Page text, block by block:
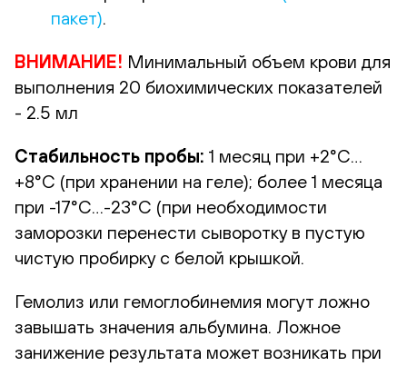
пакет).
ВНИМАНИЕ! Минимальный объем крови для
выполнения 20 биохимических показателей
- 2.5 мл
Стабильность пробы: 1 месяц при +2°С…
+8°С (при хранении на геле); более 1 месяца
при -17°С…-23°С (при необходимости
заморозки перенести сыворотку в пустую
чистую пробирку с белой крышкой.
Гемолиз или гемоглобинемия могут ложно
завышать значения альбумина. Ложное
занижение результата может возникать при